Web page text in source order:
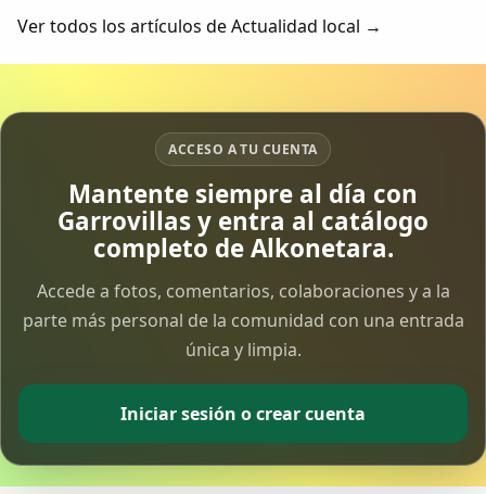
sobre google earth....
Ver todos los artículos de Actualidad local →
ACCESO A TU CUENTA
Mantente siempre al día con
Garrovillas y entra al catálogo
completo de Alkonetara.
Accede a fotos, comentarios, colaboraciones y a la
parte más personal de la comunidad con una entrada
única y limpia.
Iniciar sesión o crear cuenta